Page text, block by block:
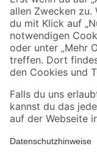
Jetzt die toom-App
Alle Preisangaben in EUR
Umständen nicht in allen
Produkte nur solange der Vorrat
*Paketversand ab 59 €